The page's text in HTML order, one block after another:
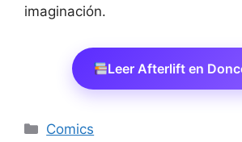
imaginación.
Leer Afterlift en
Categorías
Comics